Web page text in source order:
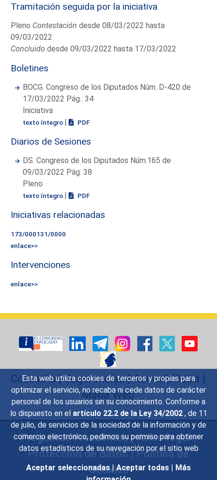
Esta web utiliza cookies de terceros y propias para
optimizar el servicio, no recaba ni cede datos de carácter
personal de los usuarios sin su conocimiento. Conforme a
lo dispuesto en el artículo 22.2 de la Ley 34/2002 , de 11
de julio, de servicios de la sociedad de la información y de
comercio electrónico, pedimos su permiso para obtener
datos estadísticos de su navegación por el sitio web
Aceptar seleccionadas | Aceptar todas | Más
Tramitación seguida por la iniciativa
Pleno Contestación desde 08/03/2022 hasta
09/03/2022
Concluido desde 09/03/2022 hasta 17/03/2022
Boletines
BOCG. Congreso de los Diputados Núm. D-420 de
17/03/2022 Pág.: 34
Iniciativa
texto íntegro | PDF
Diarios de Sesiones
DS. Congreso de los Diputados Núm.165 de
09/03/2022 Pág: 38
Pleno
texto íntegro | PDF
Iniciativas relacionadas
173/000131/0000
enlace>>
Intervenciones
enlace>>
Contacto|Sugerencias|Accesibilidad |
Mapa Web
Preguntas Frecuentes|Aviso legal|
Protección de datos|Política de
Cookies